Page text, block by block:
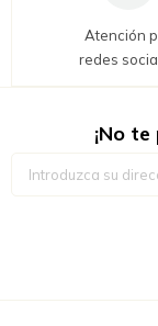
Atención
redes
¡No